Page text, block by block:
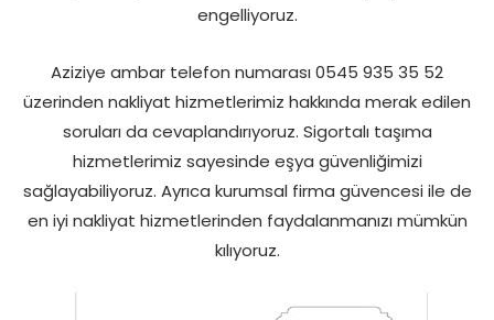
engelliyoruz.
Aziziye ambar telefon numarası 0545 935 35 52
üzerinden nakliyat hizmetlerimiz hakkında merak edilen
soruları da cevaplandırıyoruz. Sigortalı taşıma
hizmetlerimiz sayesinde eşya güvenliğimizi
sağlayabiliyoruz. Ayrıca kurumsal firma güvencesi ile de
en iyi nakliyat hizmetlerinden faydalanmanızı mümkün
kılıyoruz.